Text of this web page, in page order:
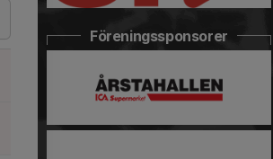
Föreningssponsorer